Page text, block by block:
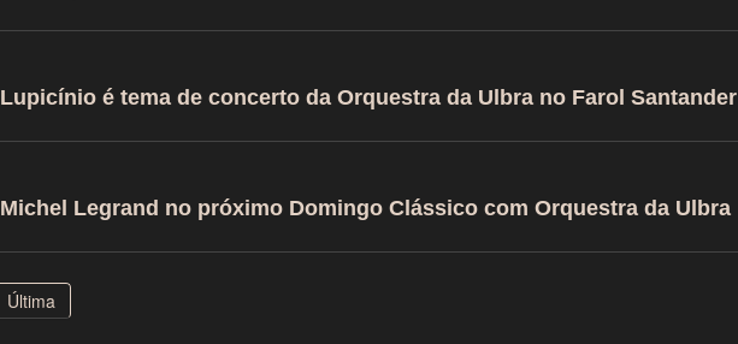
Lupicínio é tema de concerto da Orquestra da Ulbra no Farol Santander
Michel Legrand no próximo Domingo Clássico com Orquestra da Ulbra
Última